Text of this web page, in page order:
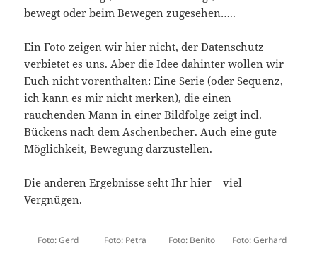
bewegt oder beim Bewegen zugesehen…..
Ein Foto zeigen wir hier nicht, der Datenschutz
verbietet es uns. Aber die Idee dahinter wollen wir
Euch nicht vorenthalten: Eine Serie (oder Sequenz,
ich kann es mir nicht merken), die einen
rauchenden Mann in einer Bildfolge zeigt incl.
Bückens nach dem Aschenbecher. Auch eine gute
Möglichkeit, Bewegung darzustellen.
Die anderen Ergebnisse seht Ihr hier – viel
Vergnügen.
Foto: Gerd Foto: Petra Foto: Benito Foto: Gerhard